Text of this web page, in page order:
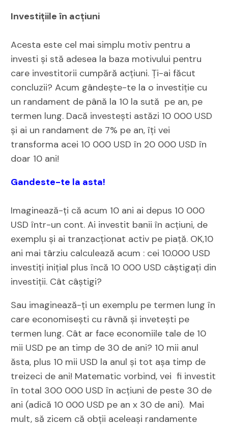
Investițiile în acțiuni
Acesta este cel mai simplu motiv pentru a
investi și stă adesea la baza motivului pentru
care investitorii cumpără acțiuni. Ți-ai făcut
concluzii? Acum gândește-te la o investiție cu
un randament de până la 10 la sută pe an, pe
termen lung. Dacă investești astăzi 10 000 USD
și ai un randament de 7% pe an, îți vei
transforma acei 10 000 USD în 20 000 USD în
doar 10 ani!
Gandeste-te la asta!
Imaginează-ți că acum 10 ani ai depus 10 000
USD într-un cont. Ai investit banii în acțiuni, de
exemplu și ai tranzacționat activ pe piață. OK,10
ani mai târziu calculează acum : cei 10.000 USD
investiți inițial plus încă 10 000 USD câștigați din
investiții. Cât câștigi?
Sau imaginează-ți un exemplu pe termen lung în
care economisești cu râvnă și invetești pe
termen lung. Cât ar face economiile tale de 10
mii USD pe an timp de 30 de ani? 10 mii anul
ăsta, plus 10 mii USD la anul și tot așa timp de
treizeci de ani! Matematic vorbind, vei fi investit
în total 300 000 USD în acțiuni de peste 30 de
ani (adică 10 000 USD pe an x ​​30 de ani). Mai
mult, să zicem că obții aceleași randamente